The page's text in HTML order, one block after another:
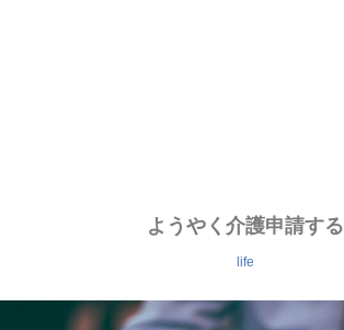
ようやく介護申請する
life